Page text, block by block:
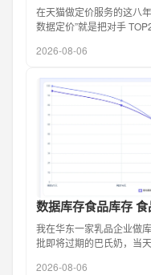
在天猫做定价服务的这八
数据定价”就是把对手
2026-08-06
数据库存食品库存
我在华东一家乳品企业做
批即将过期的巴氏奶，当
2026-08-06